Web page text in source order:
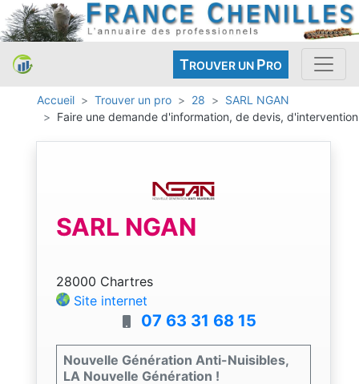
TROUVER UN PRO
Accueil Trouver un pro 28
SARL NGAN
Faire une demande d'information, de devis, d'intervention
SARL NGAN
28000 Chartres
Site internet
07 63 31 68 15
Nouvelle Génération Anti-Nuisibles,
LA Nouvelle Génération !